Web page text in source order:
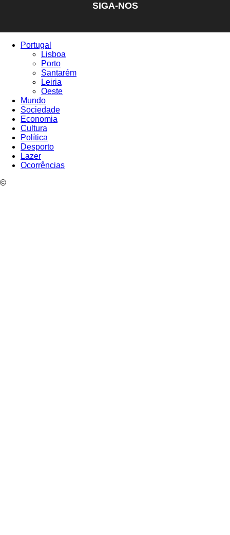
SIGA-NOS
Portugal
Lisboa
Porto
Santarém
Leiria
Oeste
Mundo
Sociedade
Economia
Cultura
Política
Desporto
Lazer
Ocorrências
©